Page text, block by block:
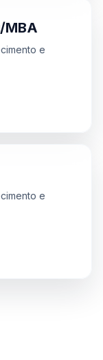
MBA
e
e